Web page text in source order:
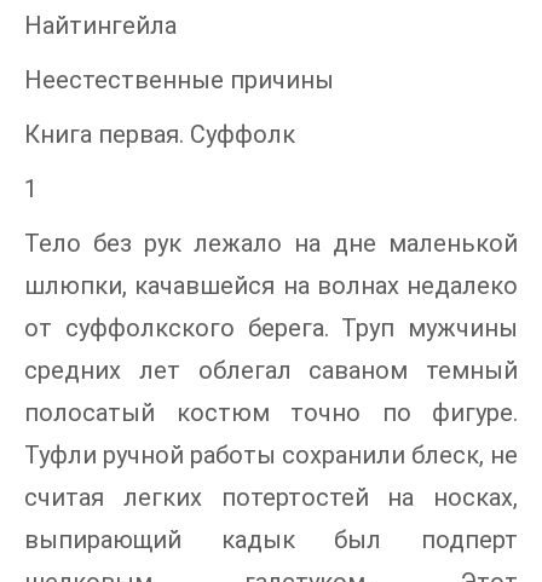
Найтингейла
Неестественные причины
Книга первая. Суффолк
1
Тело без рук лежало на дне маленькой
шлюпки, качавшейся на волнах недалеко
от суффолкского берега. Труп мужчины
средних лет облегал саваном темный
полосатый костюм точно по фигуре.
Туфли ручной работы сохранили блеск, не
считая легких потертостей на носках,
выпирающий кадык был подперт